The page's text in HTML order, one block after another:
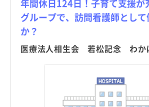
群馬県
千葉県
伊勢崎市
沼田市
年間休日124日！子育て支援が
グループで、訪問看護師とし
か？
医療法人相生会 若松記念 わか
群馬県
千葉県
伊勢崎市
沼田市